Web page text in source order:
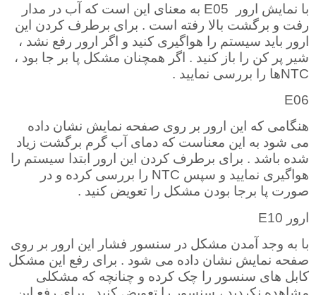
با نمایش ارور
E05 به معنای این است که آب در مدار
رفت و برگشت بالا رفته است . برای برطرف کردن این
ارور باید سیستم را هواگیری کنید و اگر ارور رفع نشد ،
شیر پر کن را باز کنید . اگر همچنان مشکل پا بر جا بود ،
NTCها را بررسی نمایید .
E06
هنگامی که این ارور بر روی صفحه نمایش نشان داده
می شود به این معناست که دمای آب گرم برگشت زیاد
شده باشد . برای برطرف کردن این ارور ابتدا سیستم را
هواگیری نمایید و سپس NTC را بررسی کرده و در
صورت پا برجا بودن مشکل را تعویض کنید .
ارور E10
با به وجد آمدن مشکل در سنسور فشار این ارور بر روی
صفحه نمایش نشان داده می شود . برای رفع این مشکل
کابل های سنسور را چک کرده و چنانچه که مشکلی